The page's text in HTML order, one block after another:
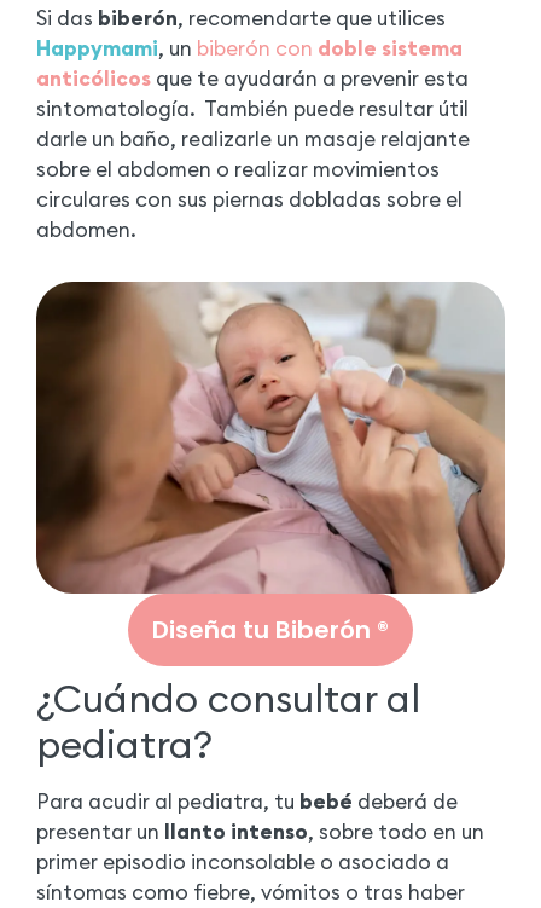
Si das biberón, recomendarte que utilices
Happymami, un biberón con doble sistema
anticólicos que te ayudarán a prevenir esta
sintomatología. También puede resultar útil
darle un baño, realizarle un masaje relajante
sobre el abdomen o realizar movimientos
circulares con sus piernas dobladas sobre el
abdomen.
Diseña tu Biberón ®
¿Cuándo consultar al
pediatra?
Para acudir al pediatra, tu bebé deberá de
presentar un llanto intenso, sobre todo en un
primer episodio inconsolable o asociado a
síntomas como fiebre, vómitos o tras haber